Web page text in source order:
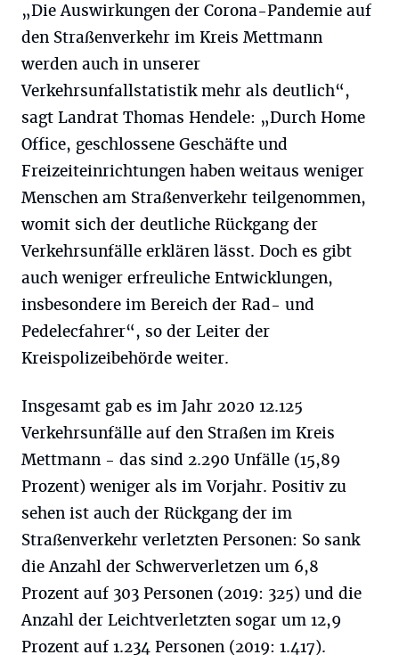
„Die Auswirkungen der Corona-Pandemie auf
den Straßenverkehr im Kreis Mettmann
werden auch in unserer
Verkehrsunfallstatistik mehr als deutlich“,
sagt Landrat Thomas Hendele: „Durch Home
Office, geschlossene Geschäfte und
Freizeiteinrichtungen haben weitaus weniger
Menschen am Straßenverkehr teilgenommen,
womit sich der deutliche Rückgang der
Verkehrsunfälle erklären lässt. Doch es gibt
auch weniger erfreuliche Entwicklungen,
insbesondere im Bereich der Rad- und
Pedelecfahrer“, so der Leiter der
Kreispolizeibehörde weiter.
Insgesamt gab es im Jahr 2020 12.125
Verkehrsunfälle auf den Straßen im Kreis
Mettmann - das sind 2.290 Unfälle (15,89
Prozent) weniger als im Vorjahr. Positiv zu
sehen ist auch der Rückgang der im
Straßenverkehr verletzten Personen: So sank
die Anzahl der Schwerverletzen um 6,8
Prozent auf 303 Personen (2019: 325) und die
Anzahl der Leichtverletzten sogar um 12,9
Prozent auf 1.234 Personen (2019: 1.417).